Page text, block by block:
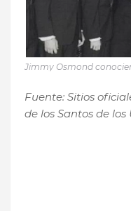
Jimmy Osmond
Fuente: Sitios
de los Santos de